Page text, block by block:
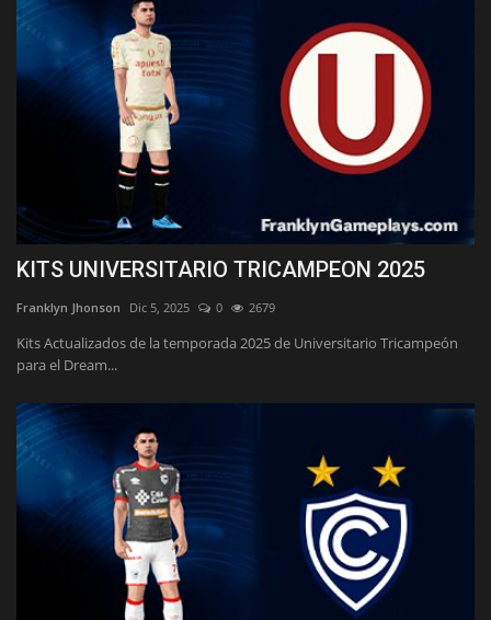
KITS UNIVERSITARIO TRICAMPEON 2025
Franklyn Jhonson Dic 5, 2025 0 2679
Kits Actualizados de la temporada 2025 de Universitario Tricampeón
para el Dream...